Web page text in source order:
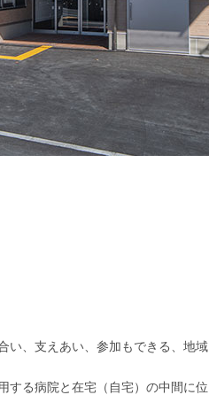
い、支えあい、参加もできる、地域
する病院と在宅（自宅）の中間に位